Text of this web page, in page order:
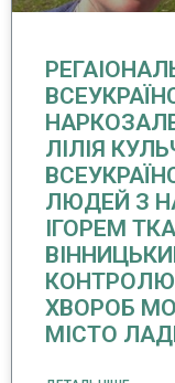
ЛІЛІЯ
ЛЮДЕЙ З
ІГОРЕМ
КОНТРОЛЮ
ХВОРОБ
МІСТО